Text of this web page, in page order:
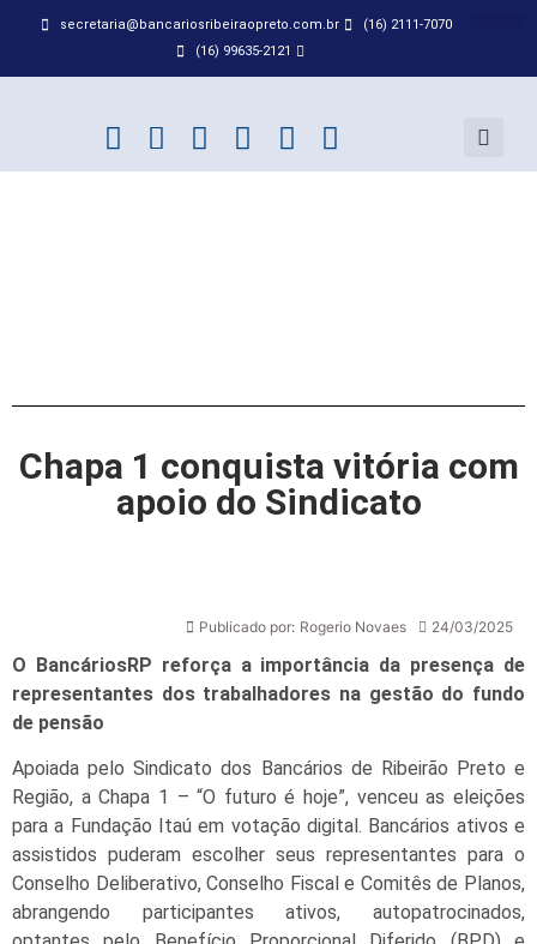
secretaria@bancariosribeiraopreto.com.br
(16) 2111-7070
(16) 99635-2121
Chapa 1 conquista vitória com
apoio do Sindicato
Publicado por: Rogerio Novaes 24/03/2025
O BancáriosRP reforça a importância da presença de
representantes dos trabalhadores na gestão do fundo
de pensão
Apoiada pelo Sindicato dos Bancários de Ribeirão Preto e
Região, a Chapa 1 – “O futuro é hoje”, venceu as eleições
para a Fundação Itaú em votação digital. Bancários ativos e
assistidos puderam escolher seus representantes para o
Conselho Deliberativo, Conselho Fiscal e Comitês de Planos,
abrangendo participantes ativos, autopatrocinados,